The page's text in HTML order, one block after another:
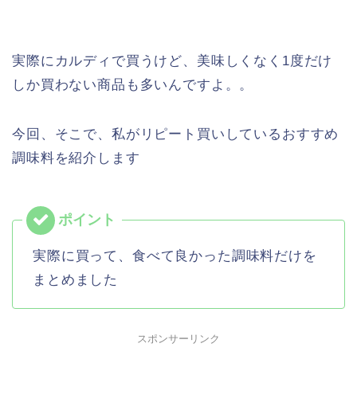
実際にカルディで買うけど、美味しくなく1度だけ
しか買わない商品も多いんですよ。。
今回、そこで、私がリピート買いしているおすすめ
調味料を紹介します
実際に買って、食べて良かった調味料だけを
まとめました
スポンサーリンク